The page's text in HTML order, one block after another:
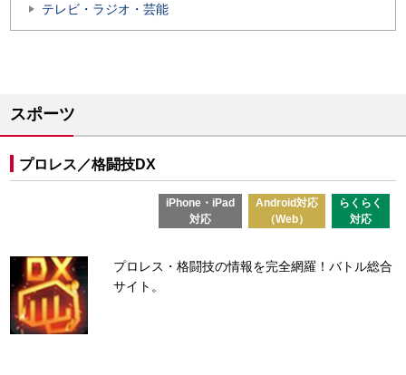
テレビ・ラジオ・芸能
スポーツ
プロレス／格闘技DX
iPhone・iPad
対応
Android対応
（Web）
らくらく
対応
プロレス・格闘技の情報を完全網羅！バトル総合
サイト。